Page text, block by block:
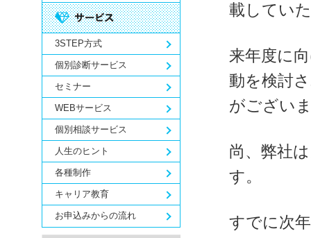
3STEP方式
個別診断サービス
セミナー
WEBサービス
個別相談サービス
人生のヒント
各種制作
キャリア教育
お申込みからの流れ
載してい
来年度に
動を検討
がござい
尚、弊社
す。
すでに次